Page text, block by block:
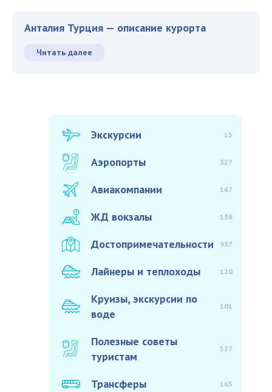
Анталия Турция — описание курорта
Читать далее
Экскурсии 15
Аэропорты 327
Авиакомпании 167
ЖД вокзалы 138
Достопримечательности 937
Лайнеры и теплоходы 120
Круизы, экскурсии по
воде
101
Полезные советы
туристам
527
Трансферы 165